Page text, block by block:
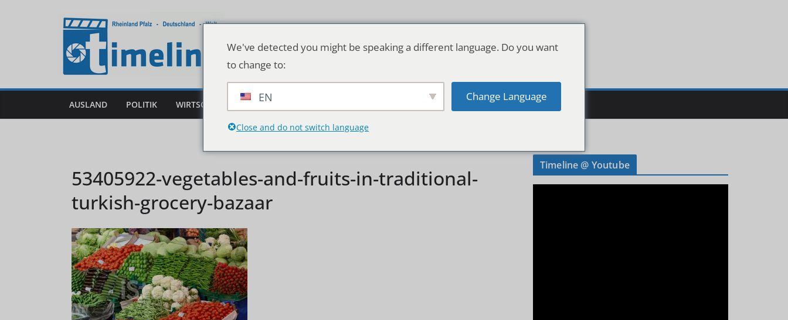
AUSLAND POLITIK WIRTSCHAFT DEUTSCHLAND & WELT
53405922-vegetables-and-fruits-in-traditional-
turkish-grocery-bazaar
Timeline @ Youtube
We've detected you might be speaking a different language. Do you want
to change to:
EN Change Language
Close and do not switch language